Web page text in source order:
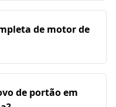
de motor de
de portão em